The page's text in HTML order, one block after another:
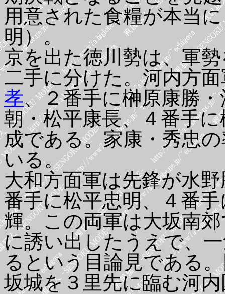
用意された食糧が本当
明）。
京を出た徳川勢は、軍
二手に分けた。河内方
孝、２番手に榊原康勝
朝・松平康長、４番手
成である。家康・秀忠
いる。
大和方面軍は先鋒が水
番手に松平忠明、４番手
輝。この両軍は大坂南
に誘い出したうえで、
るという目論見である
坂城を３里先に臨む河